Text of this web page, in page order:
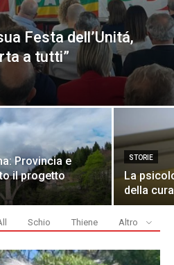
Festa dell’Unitá,
a tutti”
Provincia e
il progetto
STORIE
La
della
Schio Thiene Altro